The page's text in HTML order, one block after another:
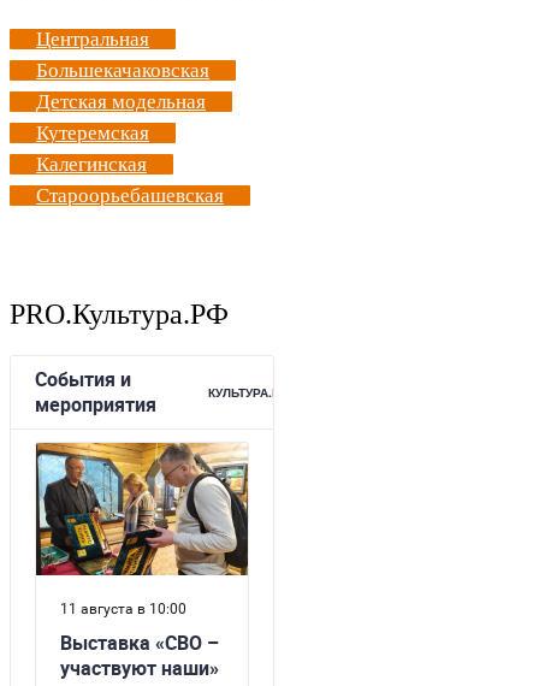
Центральная
Большекачаковская
Детская модельная
Кутеремская
Калегинская
Староорьебашевская
PRO.Культура.РФ